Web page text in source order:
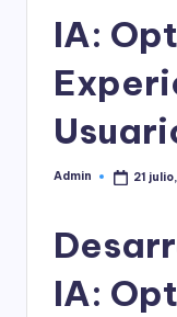
IA:
Publicado
Admin 21
IA: